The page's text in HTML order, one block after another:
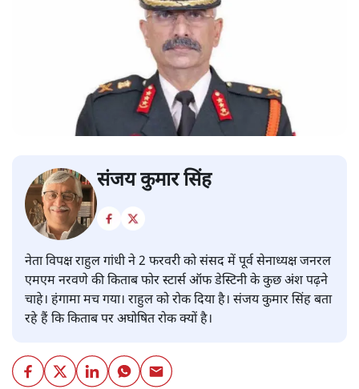
संजय कुमार सिंह
नेता विपक्ष राहुल गांधी ने 2 फरवरी को संसद में पूर्व सेनाध्यक्ष जनरल
एमएम नरवणे की किताब फोर स्टार्स ऑफ डेस्टिनी के कुछ अंश पढ़ने
चाहे। हंगामा मच गया। राहुल को रोक दिया है। संजय कुमार सिंह बता
रहे हैं कि किताब पर अघोषित रोक क्यों है।